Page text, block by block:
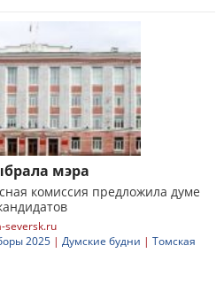
мэра
комиссия предложила думе
seversk.ru
2025 | Думские будни | Томская